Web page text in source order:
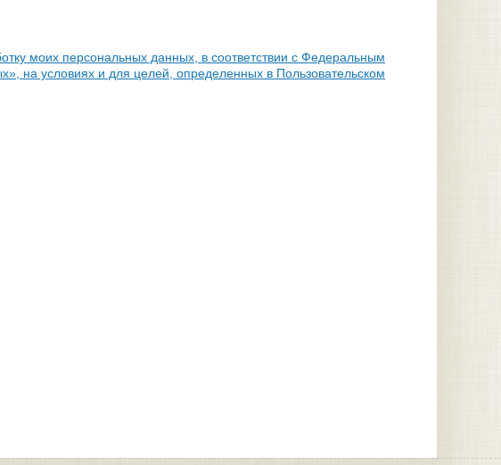
моих персональных данных, в соответствии с Федеральным
на условиях и для целей, определенных в Пользовательском